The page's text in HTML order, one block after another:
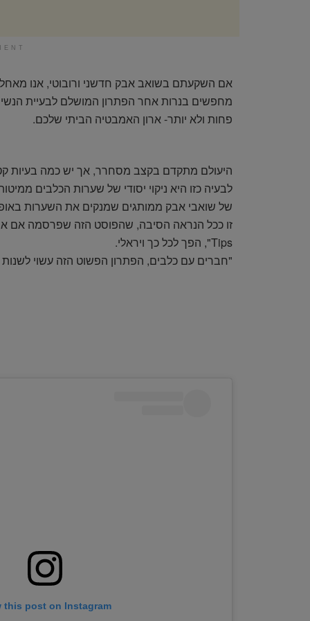
אם השקעתם בשואב אבק חדשני ורובוטי, אנו
מחפשים בנרות אחר הפתרון המושלם לבעיית
פחות ולא יותר- ארון האמבטיה הביתי שלכם.
היעולם מתקדם בקצב מסחרר, אך יש כמה בעיות
לבעיה כזו היא ניקוי יסודי של שערות הכלבים
של שואבי אבק ממותגים שמנקים את השערות
Tips", הפך לכל כך ויראלי.
"חברים עם כלבים, הפתרון הפשוט הזה עשוי
this post on Instagram